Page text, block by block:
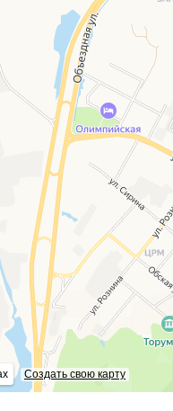
Создать свою карту